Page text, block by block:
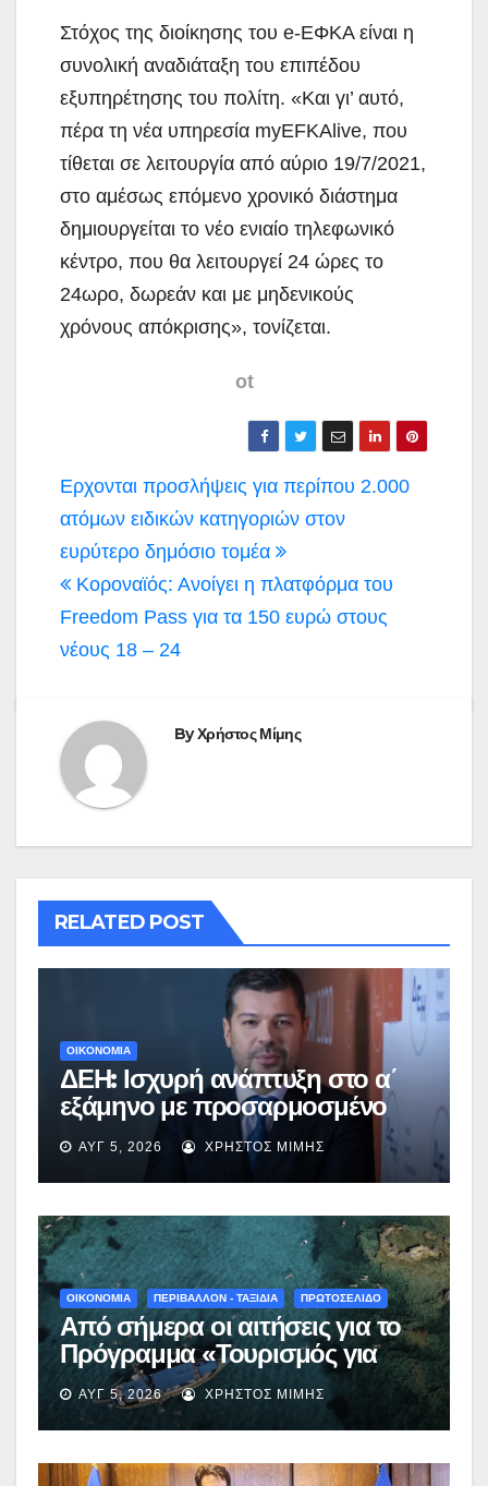
Στόχος της διοίκησης του e-ΕΦΚΑ είναι η
συνολική αναδιάταξη του επιπέδου
εξυπηρέτησης του πολίτη. «Και γι’ αυτό,
πέρα τη νέα υπηρεσία myEFKAlive, που
τίθεται σε λειτουργία από αύριο 19/7/2021,
στο αμέσως επόμενο χρονικό διάστημα
δημιουργείται το νέο ενιαίο τηλεφωνικό
κέντρο, που θα λειτουργεί 24 ώρες το
24ωρο, δωρεάν και με μηδενικούς
χρόνους απόκρισης», τονίζεται.
ot
Πλοήγηση
άρθρων
Ερχονται προσλήψεις για περίπου 2.000
ατόμων ειδικών κατηγοριών στον
ευρύτερο δημόσιο τομέα
Κοροναϊός: Ανοίγει η πλατφόρμα του
Freedom Pass για τα 150 ευρώ στους
νέους 18 – 24
ByΧρήστος Μίμης
RELATED POST
ΟΙΚΟΝΟΜΙΑ
ΔΕΗ: Ισχυρή ανάπτυξη στο α΄
εξάμηνο με προσαρμοσμένο
EBITDA στα €1,2 δισ.
ΑΥΓ 5, 2026 ΧΡΉΣΤΟΣ ΜΊΜΗΣ
ΟΙΚΟΝΟΜΙΑ ΠΕΡΙΒΑΛΛΟΝ - ΤΑΞΙΔΙΑ ΠΡΩΤΟΣΕΛΙΔΟ
Από σήμερα οι αιτήσεις για το
Πρόγραμμα «Τουρισμός για
Όλους 2026-2027» – Πότε λήγει
η προσθεσμία
ΑΥΓ 5, 2026 ΧΡΉΣΤΟΣ ΜΊΜΗΣ